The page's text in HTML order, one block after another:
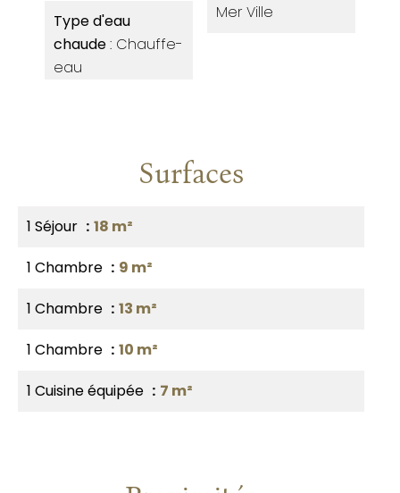
Type d'eau
chaude Chauffe-
eau
Mer Ville
Surfaces
1 Séjour
18 m²
1 Chambre
9 m²
1 Chambre
13 m²
1 Chambre
10 m²
1 Cuisine équipée
7 m²